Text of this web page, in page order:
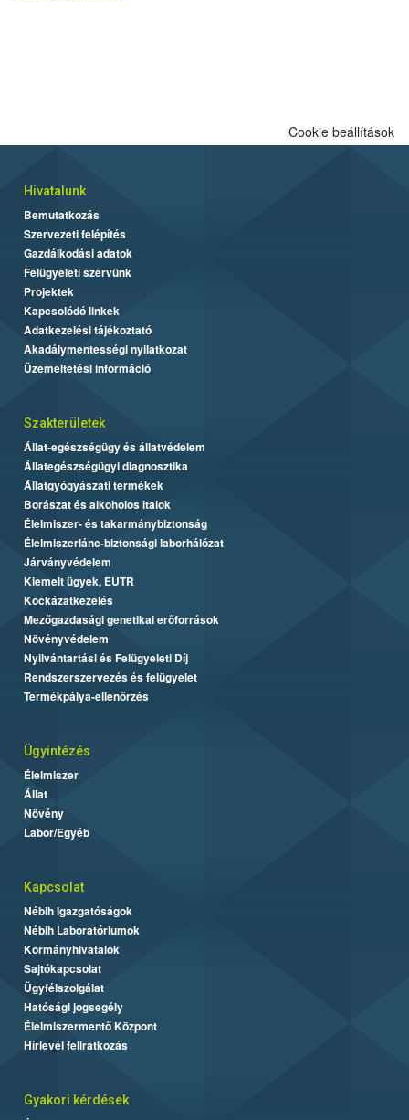
Cookie beállítások
Hivatalunk
Bemutatkozás
Szervezeti felépítés
Gazdálkodási adatok
Felügyeleti szervünk
Projektek
Kapcsolódó linkek
Adatkezelési tájékoztató
Akadálymentességi nyilatkozat
Üzemeltetési információ
Szakterületek
Állat-egészségügy és állatvédelem
Állategészségügyi diagnosztika
Állatgyógyászati termékek
Borászat és alkoholos italok
Élelmiszer- és takarmánybiztonság
Élelmiszerlánc-biztonsági laborhálózat
Járványvédelem
Kiemelt ügyek, EUTR
Kockázatkezelés
Mezőgazdasági genetikai erőforrások
Növényvédelem
Nyilvántartási és Felügyeleti Díj
Rendszerszervezés és felügyelet
Termékpálya-ellenőrzés
Ügyintézés
Élelmiszer
Állat
Növény
Labor/Egyéb
Kapcsolat
Nébih Igazgatóságok
Nébih Laboratóriumok
Kormányhivatalok
Sajtókapcsolat
Ügyfélszolgálat
Hatósági jogsegély
Élelmiszermentő Központ
Hírlevél feliratkozás
Gyakori kérdések